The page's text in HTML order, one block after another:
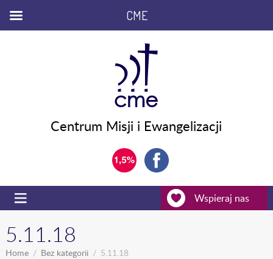
Centrum Misji i Ewangelizacji
Wspieraj nas
5.11.18
Home Bez kategorii 5.11.18
CME